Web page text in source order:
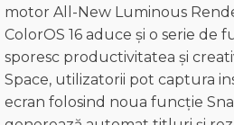
motor All-New Luminous
ColorOS 16 aduce și o serie de
sporesc productivitatea și
Space, utilizatorii pot captura
ecran folosind noua funcție